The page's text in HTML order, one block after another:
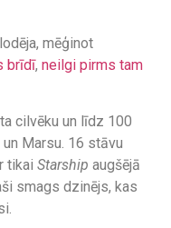
mēģinot
brīdī, neilgi pirms tam
cilvēku un līdz 100
Marsu. 16 stāvu
tikai Starship augšējā
smags dzinējs, kas